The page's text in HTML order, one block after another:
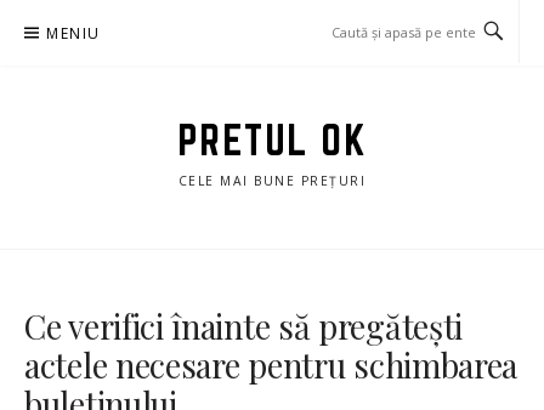
MENIU
PRETUL OK
CELE MAI BUNE PREȚURI
Ce verifici înainte să pregătești
actele necesare pentru schimbarea